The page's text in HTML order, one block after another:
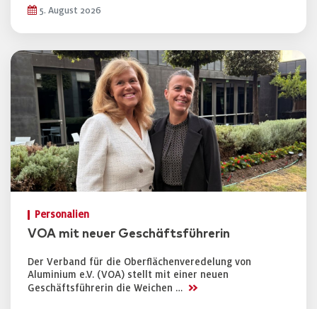
5. August 2026
Personalien
VOA mit neuer Geschäftsführerin
Der Verband für die Oberflächenveredelung von
Aluminium e.V. (VOA) stellt mit einer neuen
Geschäftsführerin die Weichen … >>